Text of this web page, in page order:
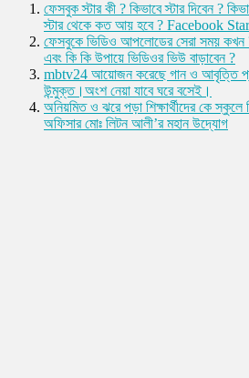
ফেসবুক স্টার কী ? কিভাবে স্টার দিবেন ?
স্টার থেকে কত আয় হবে ? Facebook
ফেসবুকে ভিডিও আপলোডের সেরা সময়
এবং কি কি উপায়ে ভিডিওর ভিউ বাড়াবেন ?
mbtv24 আয়োজন করেছে গান ও আবৃত্তি
উন্মুক্ত।অংশ নেয়া যাবে ঘরে বসেই।
অনিয়মিত ও ঝরে পড়া শিক্ষার্থীদের কে স্কুলে
অফিসার মোঃ লিটন আলী’র মহান উদ্যোগ